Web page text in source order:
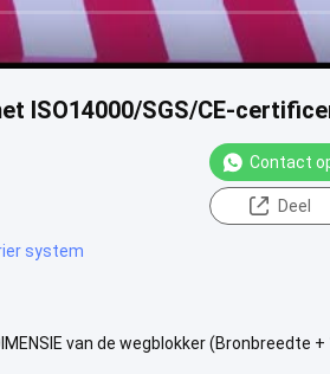
ISO14000/SGS/CE-
Contact
Deel
system
van de wegblokker (Bronbreedte +